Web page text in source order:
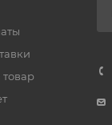
товар